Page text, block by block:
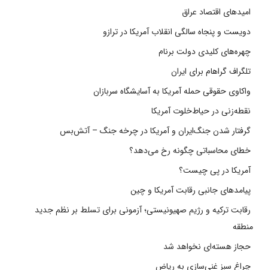
امیدهای اقتصاد عراق
دویست و پنجاه سالگی انقلاب آمریکا در ترازو
چهره‌های کلیدی دولت برنام
تلگراف گراهام برای ایران
واکاوی حقوقی حمله آمریکا به آسایشگاه سربازان
نقطه‌زنی در حیاط‌خلوت آمریکا
گرفتار شدن جنگ‌ایران و آمریکا در چرخه جنگ – آتش‌بس
خطای محاسباتی چگونه رخ می‌دهد؟
آمریکا در پی چیست؟
پیامدهای جانبی رقابت آمریکا و چین
رقابت ترکیه و رژیم صهیونیستی؛ آزمونی برای تسلط بر نظم جدید
منطقه
حجاز هسته‌ای نخواهد شد
چراغ سبز غنی‌سازی به ریاض